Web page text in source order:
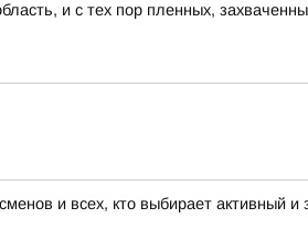
и с тех пор пленных,
и всех, кто выбирает активный